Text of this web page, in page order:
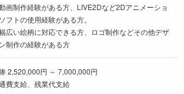
画制作経験がある方、LIVE2Dなど2Dアニメーショ
フトの使用経験がある方。
広い絵柄に対応できる方、ロゴ制作などその他デザ
制作の経験がある方
2,520,000円 ～ 7,000,000円
費支給、残業代支給